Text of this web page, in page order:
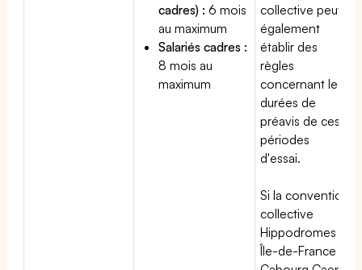
cadres) : 6 mois
au maximum
Salariés cadres :
8 mois au
maximum
collective peut
également
établir des
règles
concernant les
durées de
préavis de ces
périodes
d'essai.
Si la convention
collective
Hippodromes
Île-de-France